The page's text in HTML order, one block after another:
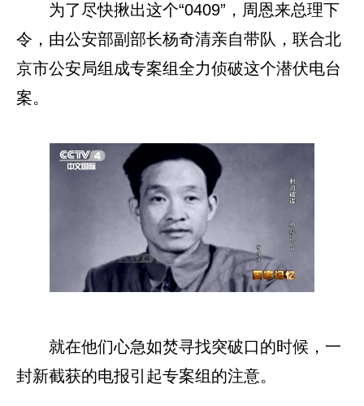
为了尽快揪出这个“0409”，周恩来总理下
令，由公安部副部长杨奇清亲自带队，联合北
京市公安局组成专案组全力侦破这个潜伏电台
案。
就在他们心急如焚寻找突破口的时候，一
封新截获的电报引起专案组的注意。